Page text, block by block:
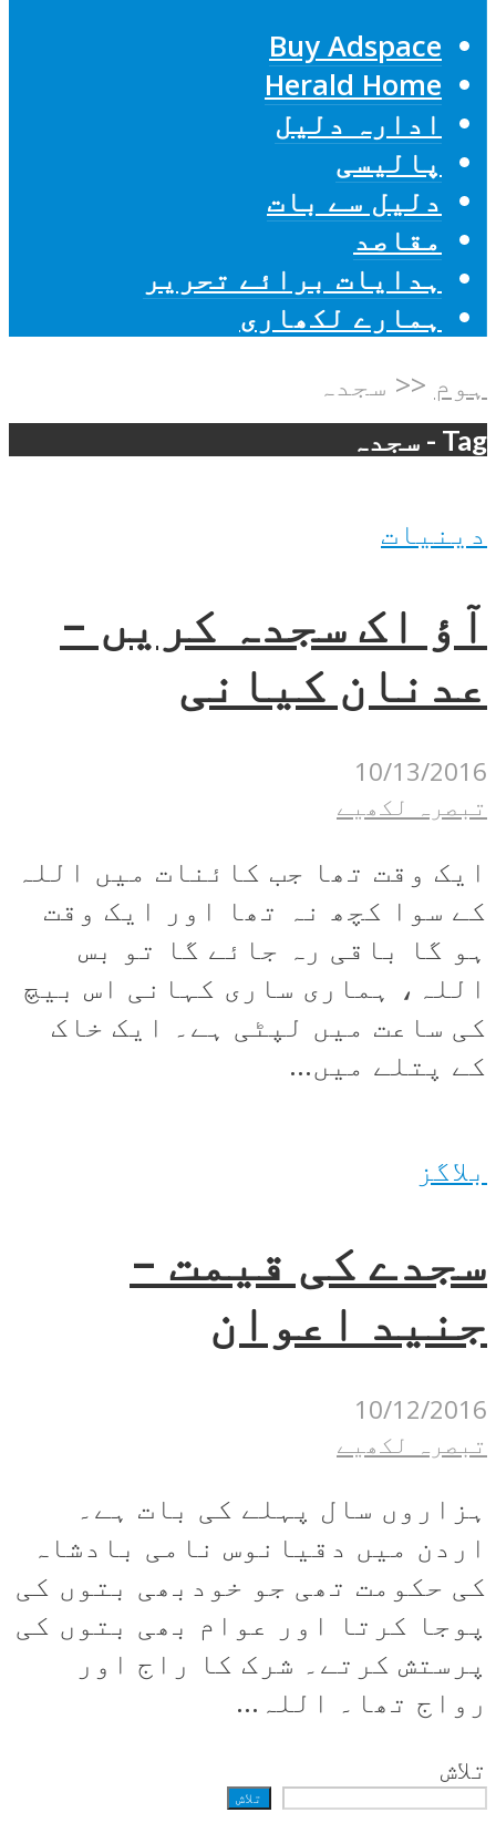
Buy Adspace
Herald Home
ادارہ دلیل
پالیسی
دلیل سے بات
مقاصد
ہدایات برائے تحریر
ہمارے لکھاری
ہوم << سجدہ
Tag - سجدہ
دینیات
آؤ اک سجدہ کریں –
عدنان کیانی
10/13/2016
تبصرہ لکھیے
ایک وقت تھا جب کائنات میں اللہ
کے سوا کچھ نہ تھا اور ایک وقت
ہو گا باقی رہ جائے گا تو بس
اللہ، ہماری ساری کہانی اس بیچ
کی ساعت میں لپٹی ہے۔ ایک خاک
کے پتلے میں...
بلاگز
سجدے کی قیمت –
جنید اعوان
10/12/2016
تبصرہ لکھیے
ہزاروں سال پہلے کی بات ہے۔
اردن میں دقیانوس نامی بادشاہ
کی حکومت تھی جو خودبھی بتوں کی
پوجا کرتا اور عوام بھی بتوں کی
پرستش کرتے۔ شرک کا راج اور
رواج تھا۔ اللہ...
تلاش
تلاش